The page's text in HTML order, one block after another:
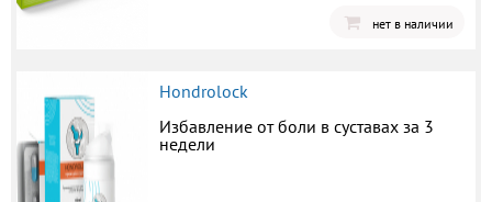
нет в наличии
Hondrolock
Избавление от боли в суставах за 3
недели